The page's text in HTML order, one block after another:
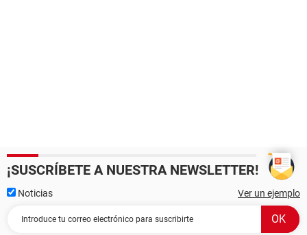
¡SUSCRÍBETE A NUESTRA NEWSLETTER!
Noticias Ver un ejemplo